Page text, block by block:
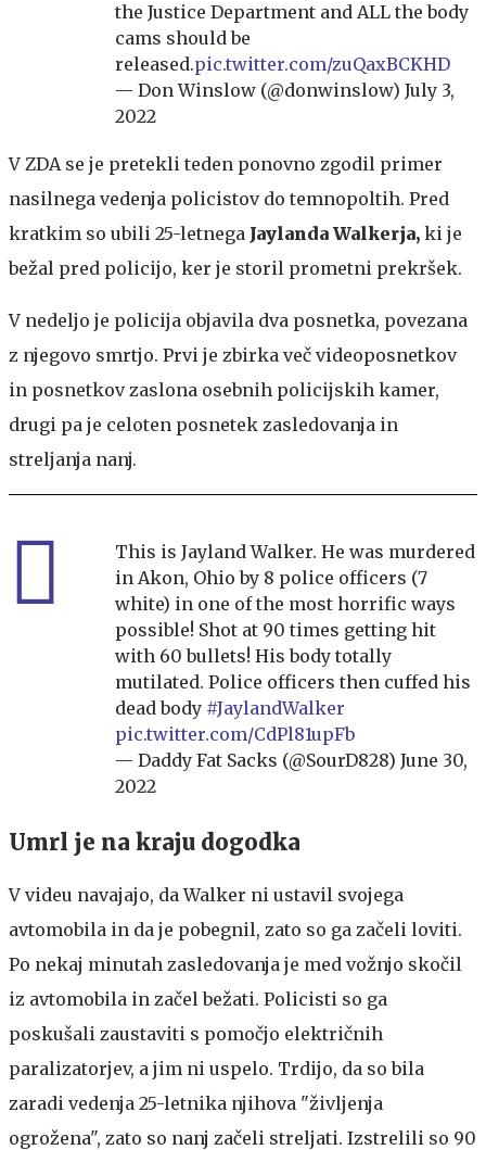
the Justice Department and ALL the body
cams should be
released.pic.twitter.com/zuQaxBCKHD
— Don Winslow (@donwinslow) July 3,
2022
V ZDA se je pretekli teden ponovno zgodil primer
nasilnega vedenja policistov do temnopoltih. Pred
kratkim so ubili 25-letnega Jaylanda Walkerja, ki je
bežal pred policijo, ker je storil prometni prekršek.
V nedeljo je policija objavila dva posnetka, povezana
z njegovo smrtjo. Prvi je zbirka več videoposnetkov
in posnetkov zaslona osebnih policijskih kamer,
drugi pa je celoten posnetek zasledovanja in
streljanja nanj.
This is Jayland Walker. He was murdered
in Akon, Ohio by 8 police officers (7
white) in one of the most horrific ways
possible! Shot at 90 times getting hit
with 60 bullets! His body totally
mutilated. Police officers then cuffed his
dead body #JaylandWalker
pic.twitter.com/CdPl81upFb
— Daddy Fat Sacks (@SourD828) June 30,
2022
Umrl je na kraju dogodka
V videu navajajo, da Walker ni ustavil svojega
avtomobila in da je pobegnil, zato so ga začeli loviti.
Po nekaj minutah zasledovanja je med vožnjo skočil
iz avtomobila in začel bežati. Policisti so ga
poskušali zaustaviti s pomočjo električnih
paralizatorjev, a jim ni uspelo. Trdijo, da so bila
zaradi vedenja 25-letnika njihova "življenja
ogrožena", zato so nanj začeli streljati. Izstrelili so 90